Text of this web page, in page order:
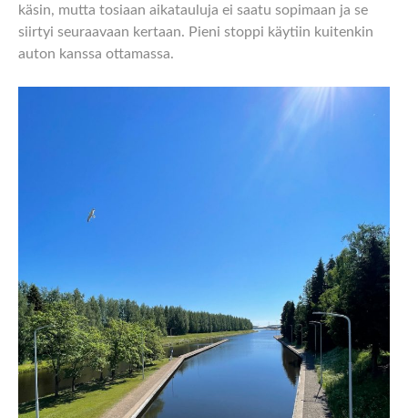
käsin, mutta tosiaan aikatauluja ei saatu sopimaan ja se
siirtyi seuraavaan kertaan. Pieni stoppi käytiin kuitenkin
auton kanssa ottamassa.